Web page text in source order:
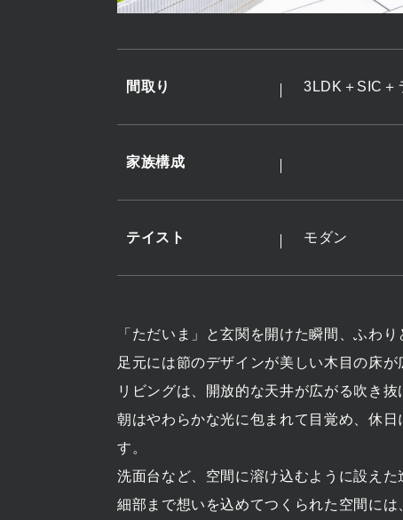
間取り 3LDK＋SIC＋
家族構成
テイスト モダン
「ただいま」と玄関を開けた瞬間、ふわり
足元には節のデザインが美しい木目の床
リビングは、開放的な天井が広がる吹き
朝はやわらかな光に包まれて目覚め、休
す。
洗面台など、空間に溶け込むように設え
細部まで想いを込めてつくられた空間に